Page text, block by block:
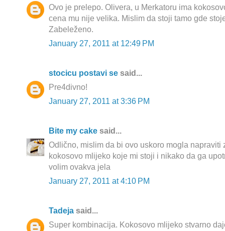
Ovo je prelepo. Olivera, u Merkatoru ima
cena mu nije velika. Mislim da stoji tamo gde
Zabeleženo.
January 27, 2011 at 12:49 PM
stocicu postavi se said...
Pre4divno!
January 27, 2011 at 3:36 PM
Bite my cake said...
Odlično, mislim da bi ovo uskoro mogla napraviti
kokosovo mlijeko koje mi stoji i nikako da ga
volim ovakva jela
January 27, 2011 at 4:10 PM
Tadeja said...
Super kombinacija. Kokosovo mlijeko stvarno